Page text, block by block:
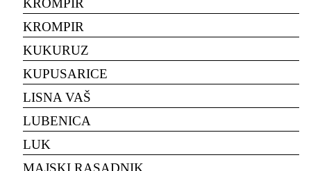
KROMPIR
KROMPIR
KUKURUZ
KUPUSARICE
LISNA VAŠ
LUBENICA
LUK
MAJSKI RASADNIK